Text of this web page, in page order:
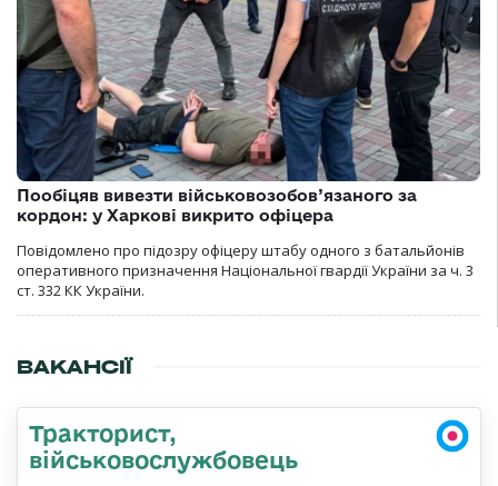
Пообіцяв вивезти військовозобов’язаного за
кордон: у Харкові викрито офіцера
Повідомлено про підозру офіцеру штабу одного з батальйонів
оперативного призначення Національної гвардії України за ч. 3
ст. 332 КК України.
ВАКАНСІЇ
Тракторист,
військовослужбовець